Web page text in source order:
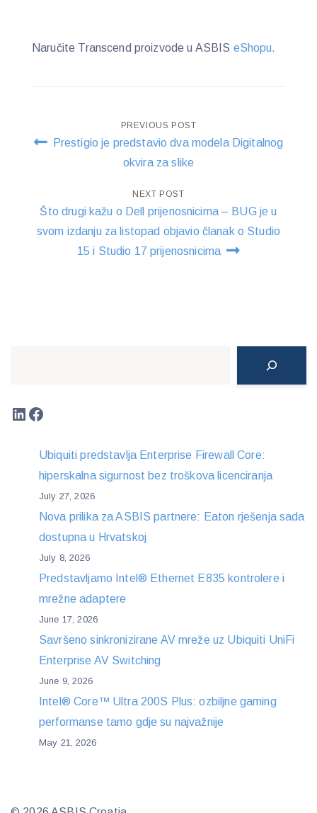
Naručite Transcend proizvode u ASBIS eShopu.
Post
navigation
PREVIOUS POST
Prestigio je predstavio dva modela Digitalnog
okvira za slike
NEXT POST
Što drugi kažu o Dell prijenosnicima – BUG je u
svom izdanju za listopad objavio članak o Studio
15 i Studio 17 prijenosnicima
LinkedIn
Facebook
Ubiquiti predstavlja Enterprise Firewall Core:
hiperskalna sigurnost bez troškova licenciranja
July 27, 2026
Nova prilika za ASBIS partnere: Eaton rješenja sada
dostupna u Hrvatskoj
July 8, 2026
Predstavljamo Intel® Ethernet E835 kontrolere i
mrežne adaptere
June 17, 2026
Savršeno sinkronizirane AV mreže uz Ubiquiti UniFi
Enterprise AV Switching
June 9, 2026
Intel® Core™ Ultra 200S Plus: ozbiljne gaming
performanse tamo gdje su najvažnije
May 21, 2026